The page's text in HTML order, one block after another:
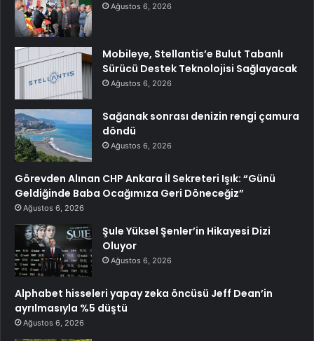
Ağustos 6, 2026
Mobileye, Stellantis’e Bulut Tabanlı
Sürücü Destek Teknolojisi Sağlayacak
Ağustos 6, 2026
Sağanak sonrası denizin rengi çamura
döndü
Ağustos 6, 2026
Görevden Alınan CHP Ankara İl Sekreteri Işık: “Günü
Geldiğinde Baba Ocağımıza Geri Döneceğiz”
Ağustos 6, 2026
Şule Yüksel Şenler’in Hikayesi Dizi
Oluyor
Ağustos 6, 2026
Alphabet hisseleri yapay zeka öncüsü Jeff Dean’in
ayrılmasıyla %5 düştü
Ağustos 6, 2026